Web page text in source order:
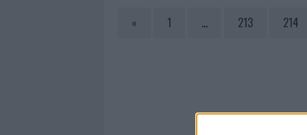
« 1 … 213 214